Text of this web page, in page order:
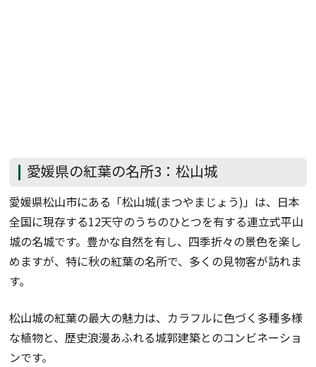
愛媛県の紅葉の名所3：松山城
愛媛県松山市にある「松山城(まつやまじょう)」は、日本
全国に現存する12天守のうちのひとつを有する連立式平山
城の名城です。豊かな自然を有し、四季折々の景色を楽し
めますが、特に秋の紅葉の名所で、多くの見物客が訪れま
す。
松山城の紅葉の最大の魅力は、カラフルに色づく多種多様
な植物と、歴史浪漫あふれる城郭建築とのコンビネーショ
ンです。